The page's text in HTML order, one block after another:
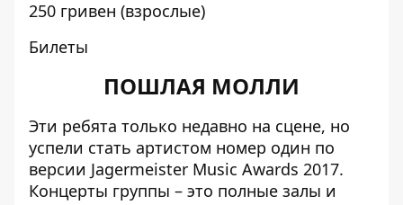
250 гривен (взрослые)
Билеты
ПОШЛАЯ МОЛЛИ
Эти ребята только недавно на сцене, но
успели стать артистом номер один по
версии Jagermeister Music Awards 2017.
Концерты группы – это полные залы и